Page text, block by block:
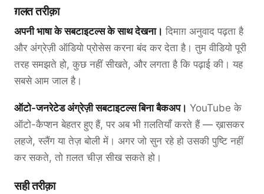
ग़लत तरीक़ा
अपनी भाषा के सबटाइटल्स के साथ देखना। दिमाग़ अनुवाद पढ़ता है
और अंग्रेज़ी ऑडियो प्रोसेस करना बंद कर देता है। तुम वीडियो पूरी
तरह समझते हो, कुछ नहीं सीखते, और लगता है कि पढ़ाई की। यह
सबसे आम जाल है।
ऑटो-जनरेटेड अंग्रेज़ी सबटाइटल्स बिना बैकअप। YouTube के
ऑटो-कैप्शन बेहतर हुए हैं, पर अब भी ग़लतियाँ करते हैं — ख़ासकर
लहजे, स्लैंग या तेज़ बोली में। अगर जो सुन रहे हो उसकी पुष्टि नहीं
कर सकते, तो ग़लत चीज़ सीख सकते हो।
सही तरीक़ा